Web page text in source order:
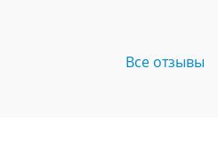
Все отзывы